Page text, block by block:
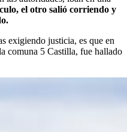
el otro salió corriendo y
exigiendo justicia, es que en
comuna 5 Castilla, fue hallado